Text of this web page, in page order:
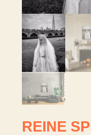
REINE